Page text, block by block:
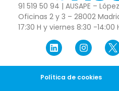
91 519 50 94 | AUSAPE –
Oficinas 2 y 3 – 28002
17:30 H y viernes 8:30 -14:00
Política de cookies